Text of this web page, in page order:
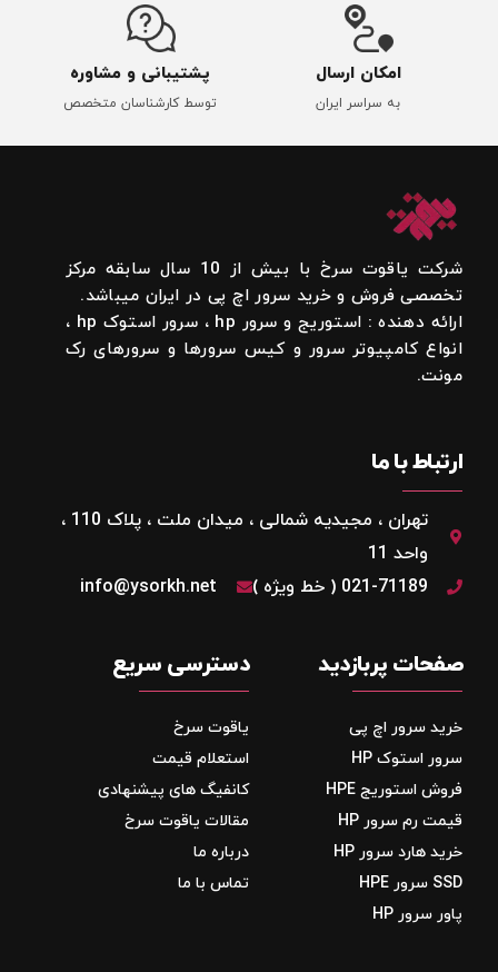
امکان ارسال
به سراسر ایران
پشتیبانی و مشاوره
توسط کارشناسان متخصص
شرکت یاقوت سرخ با بیش از 10 سال سابقه مرکز
تخصصی فروش و خرید سرور اچ پی در ایران میباشد.
ارائه دهنده : استوریج و سرور hp ، سرور استوک hp ،
انواع کامپیوتر سرور و کیس سرورها و سرورهای رک
مونت.
ارتباط با ما
تهران ، مجیدیه شمالی ، میدان ملت ، پلاک 110 ،
واحد 11
021-71189 ( خط ویژه )
info@ysorkh.net
صفحات پربازدید
خرید سرور اچ پی
سرور استوک HP
فروش استوریج‌ HPE
قیمت رم سرور HP
خرید هارد سرور HP
SSD سرور HPE
پاور سرور HP
دسترسی سریع
یاقوت سرخ
استعلام قیمت
کانفیگ های پیشنهادی
مقالات یاقوت سرخ
درباره ما
تماس با ما